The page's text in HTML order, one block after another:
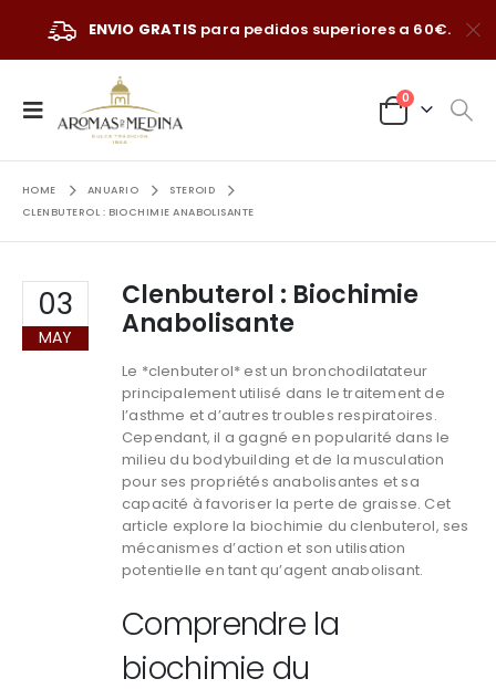
ENVIO GRATIS para pedidos superiores a 60€.
0
HOME ANUARIO
STEROID
CLENBUTEROL : BIOCHIMIE ANABOLISANTE
03
MAY
Clenbuterol : Biochimie
Anabolisante
Le *clenbuterol* est un bronchodilatateur
principalement utilisé dans le traitement de
l’asthme et d’autres troubles respiratoires.
Cependant, il a gagné en popularité dans le
milieu du bodybuilding et de la musculation
pour ses propriétés anabolisantes et sa
capacité à favoriser la perte de graisse. Cet
article explore la biochimie du clenbuterol, ses
mécanismes d’action et son utilisation
potentielle en tant qu’agent anabolisant.
Comprendre la
biochimie du